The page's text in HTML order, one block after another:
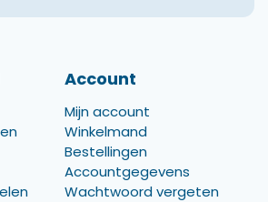
Account
Mijn account
Winkelmand
Bestellingen
Accountgegevens
Wachtwoord vergeten